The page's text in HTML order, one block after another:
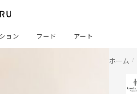
ョン フード アート
ホーム